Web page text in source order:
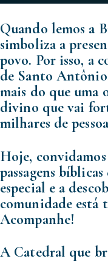
Quando lemos a
simboliza a
povo. Por isso, a
de Santo
mais do que uma
divino que vai
milhares de
Hoje, convidamos
passagens
especial e a
comunidade está
Acompanhe!
A Catedral que